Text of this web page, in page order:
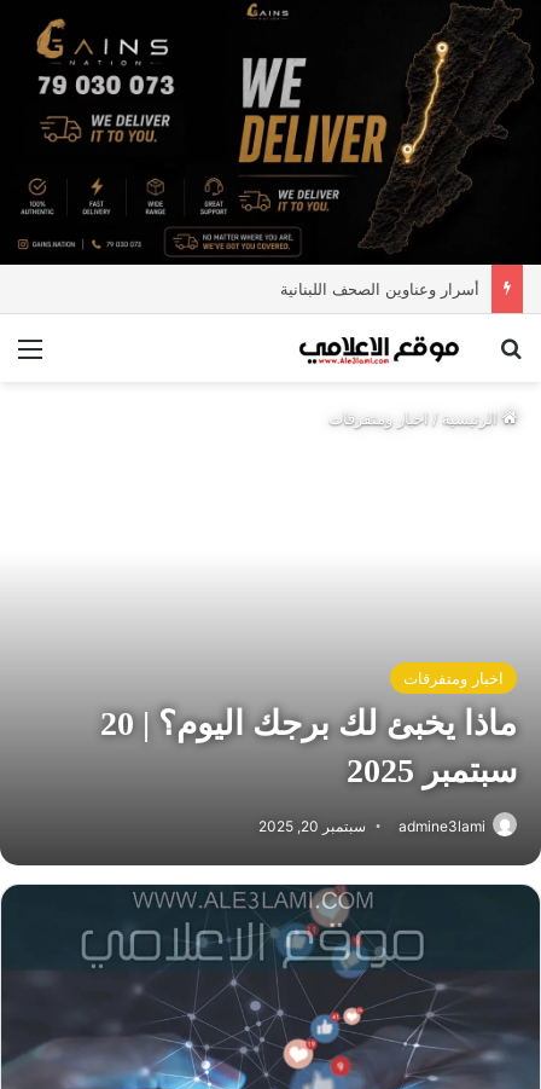
أسرار وعناوين الصحف اللبنانية
بحث عن
الرئيسية/ اخبار ومتفرقات
اخبار ومتفرقات
ماذا يخبئ لك برجك اليوم؟ | 20
سبتمبر 2025
admine3lami سبتمبر 20, 2025